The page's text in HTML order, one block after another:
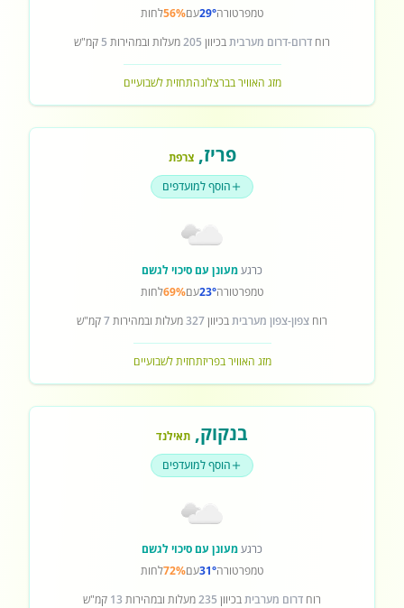
טמפרטורה29°עם56%לחות
רוח דרום-דרום מערביתבכיוון 205מעלות ובמהירות 5 קמ"ש
מזג האוויר בברצלונהתחזית לשבועיים
פריז,צרפת
הוסף למועדפים
כרגעמעונן עם סיכוי לגשם
טמפרטורה23°עם69%לחות
רוח צפון-צפון מערביתבכיוון327מעלות ובמהירות7קמ"ש
מזג האוויר בפריזתחזית לשבועיים
בנקוק, תאילנד
הוסף למועדפים
כרגעמעונן עם סיכוי לגשם
טמפרטורה31°עם72%לחות
רוח דרום מערביתבכיוון 235מעלות ובמהירות 13 קמ"ש